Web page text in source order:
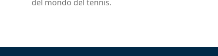
del mondo del tennis.